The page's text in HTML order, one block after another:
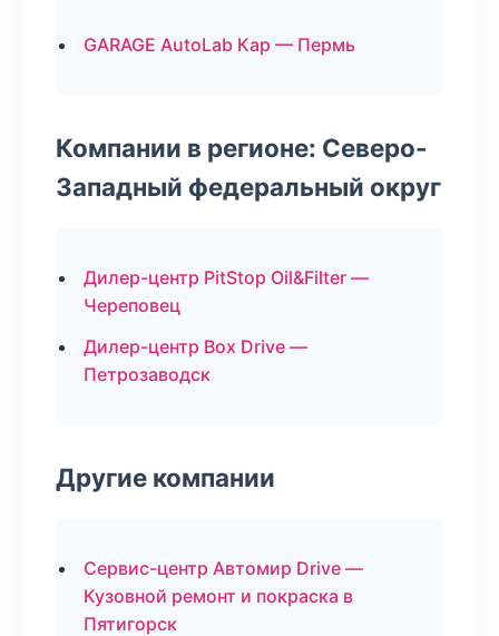
GARAGE AutoLab Кар — Пермь
Компании в регионе: Северо-
Западный федеральный округ
Дилер-центр PitStop Oil&Filter —
Череповец
Дилер-центр Box Drive —
Петрозаводск
Другие компании
Сервис-центр Автомир Drive —
Кузовной ремонт и покраска в
Пятигорск